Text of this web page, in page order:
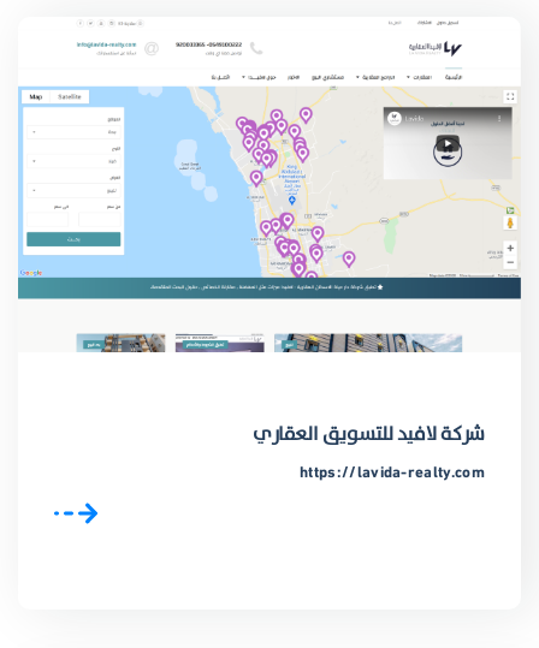
شركة لافيد للتسويق العقاري
https://lavida-realty.com